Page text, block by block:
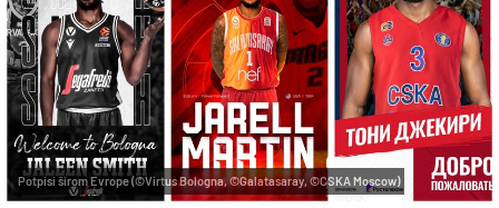
Potpisi širom Evrope (©Virtus Bologna, ©Galatasaray, ©CSKA Moscow)